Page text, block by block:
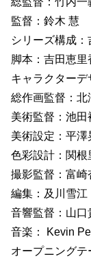
監督：鈴木 慧
シリーズ構成：
脚本：吉田恵
キャラクター
総作画監督：北
美術監督：池田
美術設定：平澤
色彩設計：関根
撮影監督：富崎
編集：及川雪江
音響監督：山口
音楽： Kevin
オープニング